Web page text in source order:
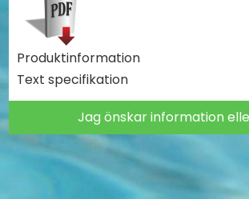
Produktinformation
Text specifikation
Jag önskar information